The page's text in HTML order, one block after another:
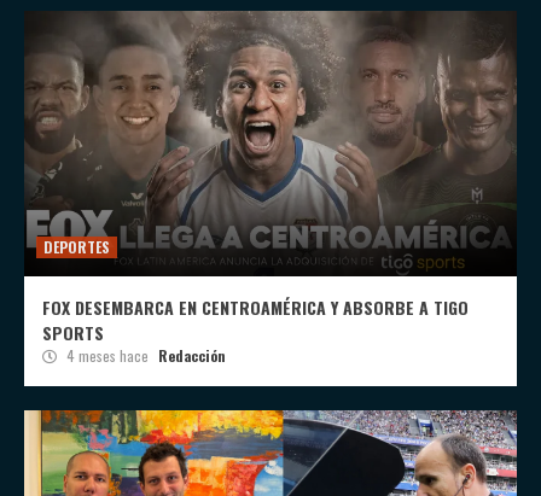
DEPORTES
FOX DESEMBARCA EN CENTROAMÉRICA Y ABSORBE A TIGO
SPORTS
4 meses hace Redacción